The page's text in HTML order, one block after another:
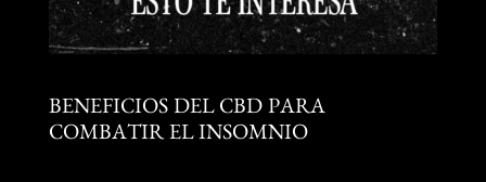
BENEFICIOS DEL CBD PARA
COMBATIR EL INSOMNIO